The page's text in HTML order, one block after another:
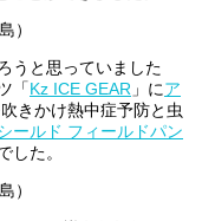
うと思っていました
「Kz ICE GEAR 」にア
きかけ熱中症予防と虫
ールド フィールドパン
した。